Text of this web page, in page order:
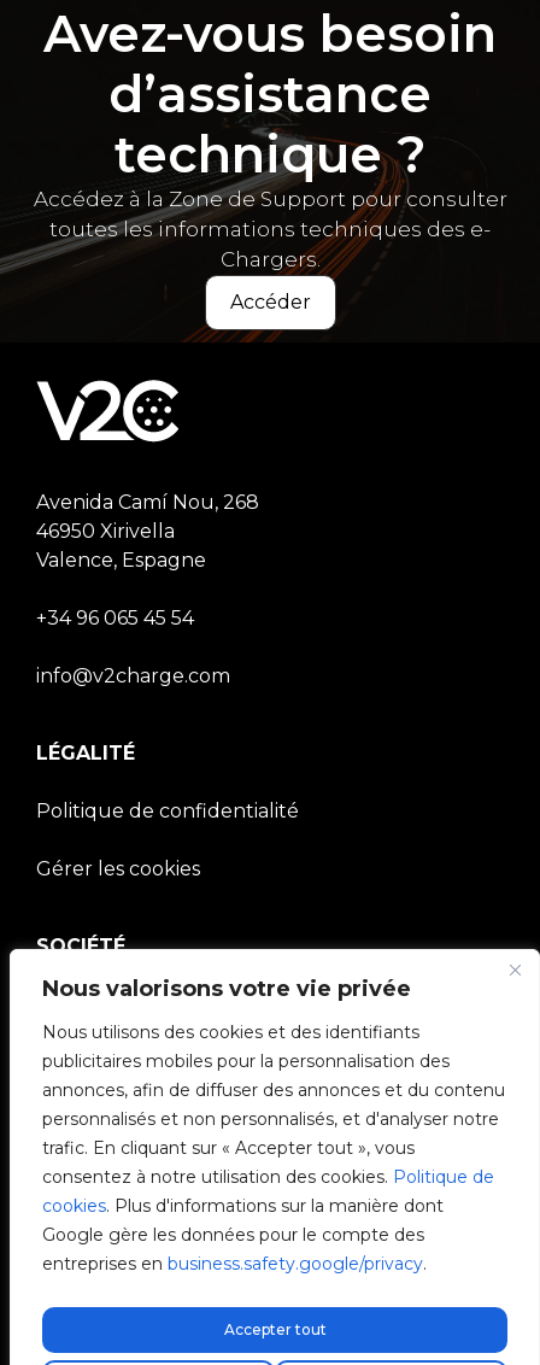
Nous valorisons votre vie privée
Nous utilisons des cookies et des identifiants
publicitaires mobiles pour la personnalisation des
annonces, afin de diffuser des annonces et du contenu
personnalisés et non personnalisés, et d'analyser notre
trafic. En cliquant sur « Accepter tout », vous
consentez à notre utilisation des cookies. Politique de
cookies. Plus d'informations sur la manière dont
Google gère les données pour le compte des
entreprises en business.safety.google/privacy.
Accepter tout
Avez-vous besoin
d’assistance
technique ?
Accédez à la Zone de Support pour consulter
toutes les informations techniques des e-
Chargers.
Accéder
Avenida Camí Nou, 268
46950 Xirivella
Valence, Espagne
+34 96 065 45 54
info@v2charge.com
LÉGALITÉ
Politique de confidentialité
Gérer les cookies
SOCIÉTÉ
Communauté V2C
e-Chargers
V2C Cloud
V2C Payments
Blog